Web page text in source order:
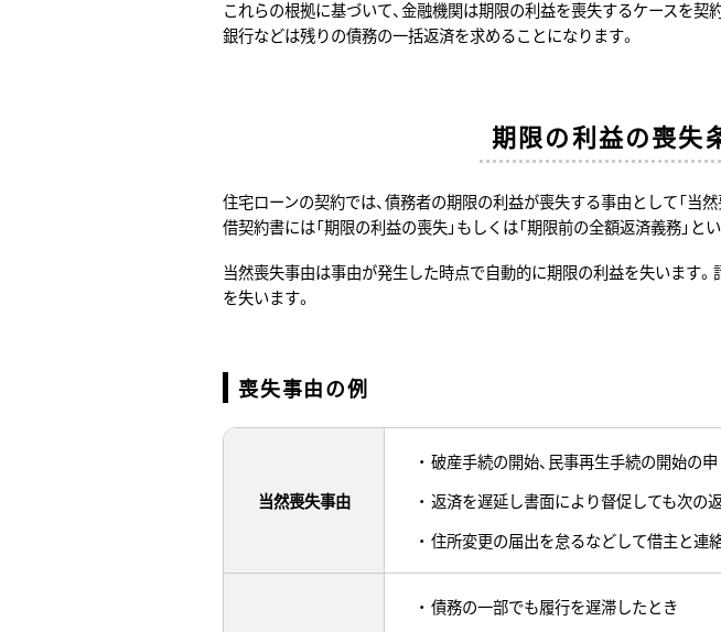
これらの根拠に基づいて、金融機関は期限の利益を喪失するケースを
銀行などは残りの債務の一括返済を求めることになります。
期限の利益の喪失
住宅ローンの契約では、債務者の期限の利益が喪失する事由として「当
借契約書には「期限の利益の喪失」もしくは「期限前の全額返済義務」と
当然喪失事由は事由が発生した時点で自動的に期限の利益を失います
を失います。
喪失事由の例
当然喪失事由
破産手続の開始、民事再生手続の開始の
返済を遅延し書面により督促しても次の
住所変更の届出を怠るなどして借主と連
債務の一部でも履行を遅滞したとき